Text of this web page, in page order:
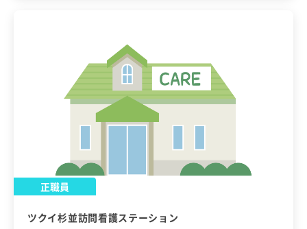
正職員
ツクイ杉並訪問看護ステーション